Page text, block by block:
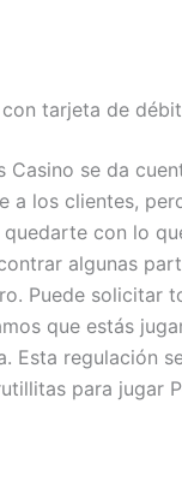
tarjeta de
Casino se da
a los clientes,
con lo
algunas
Puede solicitar
que estás
Esta regulación
para jugar